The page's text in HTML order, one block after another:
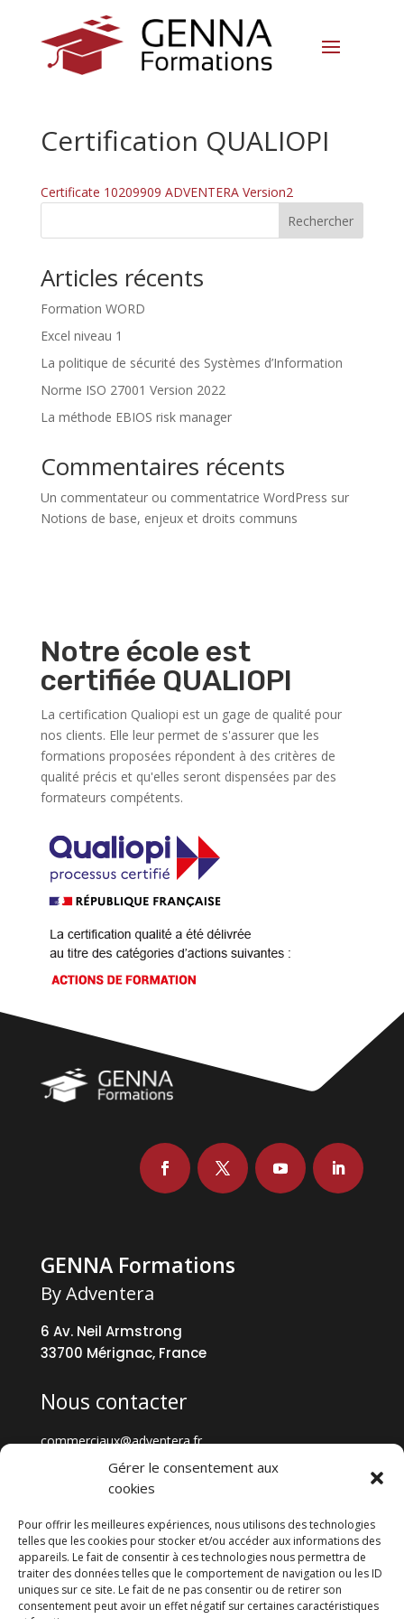
Gérer le consentement aux
cookies
Pour offrir les meilleures expériences, nous utilisons des technologies
telles que les cookies pour stocker et/ou accéder aux informations des
appareils. Le fait de consentir à ces technologies nous permettra de
traiter des données telles que le comportement de navigation ou les ID
uniques sur ce site. Le fait de ne pas consentir ou de retirer son
consentement peut avoir un effet négatif sur certaines caractéristiques
Certification QUALIOPI
Certificate 10209909 ADVENTERA Version2
Rechercher
Articles récents
Formation WORD
Excel niveau 1
La politique de sécurité des Systèmes d’Information
Norme ISO 27001 Version 2022
La méthode EBIOS risk manager
Commentaires récents
Un commentateur ou commentatrice WordPress sur
Notions de base, enjeux et droits communs
Notre école est
certifiée QUALIOPI
La certification Qualiopi est un gage de qualité pour
nos clients. Elle leur permet de s'assurer que les
formations proposées répondent à des critères de
qualité précis et qu'elles seront dispensées par des
formateurs compétents.
GENNA Formations
By Adventera
6 Av. Neil Armstrong
33700 Mérignac, France
Nous contacter
commerciaux@adventera.fr
+33 5 57 35 73 73
Tout GENNA
GENNA Formations
Cybersécurité
Data